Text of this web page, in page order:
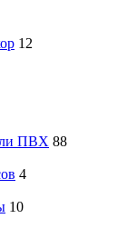
12
ПВХ 88
4
10